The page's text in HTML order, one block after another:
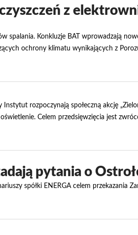
z
spalania. Konkluzje BAT wprowadzają
ochrony klimatu wynikających z
rozpoczynają społeczną akcję
Celem przedsięwzięcia jest
pytania o
spółki ENERGA celem przekazania